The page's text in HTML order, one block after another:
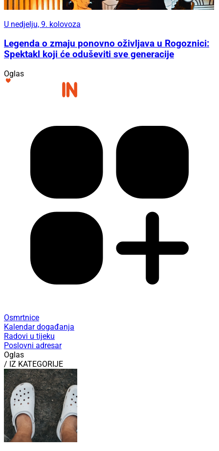
U nedjelju, 9. kolovoza
Legenda o zmaju ponovno oživljava u Rogoznici:
Spektakl koji će oduševiti sve generacije
Oglas
Osmrtnice
Kalendar događanja
Radovi u tijeku
Poslovni adresar
Oglas
/ IZ KATEGORIJE